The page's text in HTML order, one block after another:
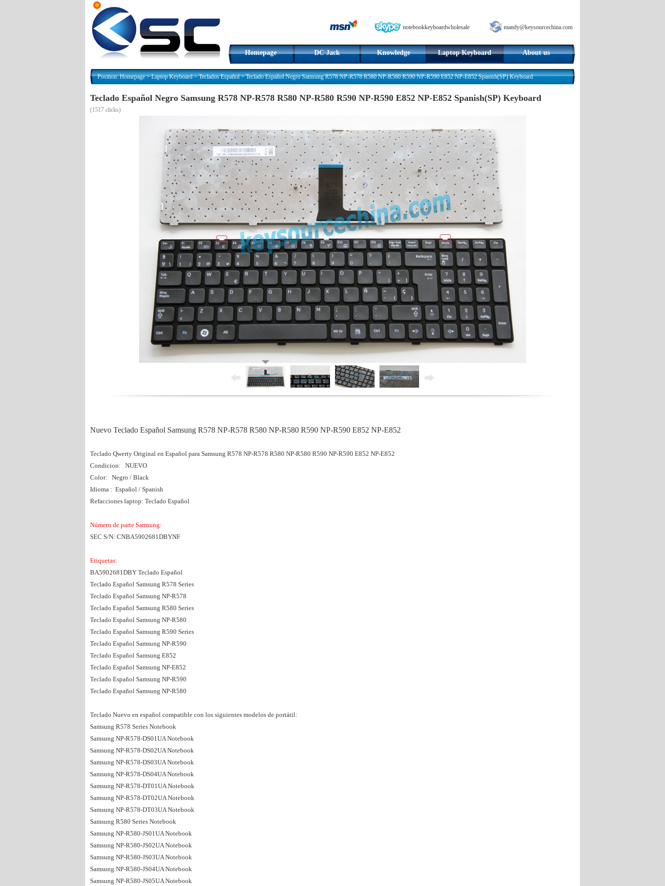
notebookkeyboardwholesale mandy@keysourcechina.com
Homepage DC Jack Knowledge Laptop Keyboard About us
Position:Homepage>Laptop Keyboard>Teclados Español>Teclado Español Negro Samsung R578 NP-R578 R580 NP-R580 R590 NP-R590 E852 NP-E852 Spanish(SP) Keyboard
Teclado Español Negro Samsung R578 NP-R578 R580 NP-R580 R590 NP-R590 E852 NP-E852 Spanish(SP) Keyboard
(1517 clicks)
Nuevo Teclado Español Samsung R578 NP-R578 R580 NP-R580 R590 NP-R590 E852 NP-E852
Teclado Qwerty Original en Español para Samsung R578 NP-R578 R580 NP-R580 R590 NP-R590 E852 NP-E852
Condicion: NUEVO
Color: Negro / Black
Idioma : Español / Spanish
Refacciones laptop: Teclado Español
Número de parte Samsung:
SEC S/N: CNBA5902681DBYNF
Etiquetas:
BA5902681DBY Teclado Español
Teclado Español Samsung R578 Series
Teclado Español Samsung NP-R578
Teclado Español Samsung R580 Series
Teclado Español Samsung NP-R580
Teclado Español Samsung R590 Series
Teclado Español Samsung NP-R590
Teclado Español Samsung E852
Teclado Español Samsung NP-E852
Teclado Español Samsung NP-R590
Teclado Español Samsung NP-R580
Teclado Nuevo en español compatible con los siguientes modelos de portátil:
Samsung R578 Series Notebook
Samsung NP-R578-DS01UA Notebook
Samsung NP-R578-DS02UA Notebook
Samsung NP-R578-DS03UA Notebook
Samsung NP-R578-DS04UA Notebook
Samsung NP-R578-DT01UA Notebook
Samsung NP-R578-DT02UA Notebook
Samsung NP-R578-DT03UA Notebook
Samsung R580 Series Notebook
Samsung NP-R580-JS01UA Notebook
Samsung NP-R580-JS02UA Notebook
Samsung NP-R580-JS03UA Notebook
Samsung NP-R580-JS04UA Notebook
Samsung NP-R580-JS05UA Notebook